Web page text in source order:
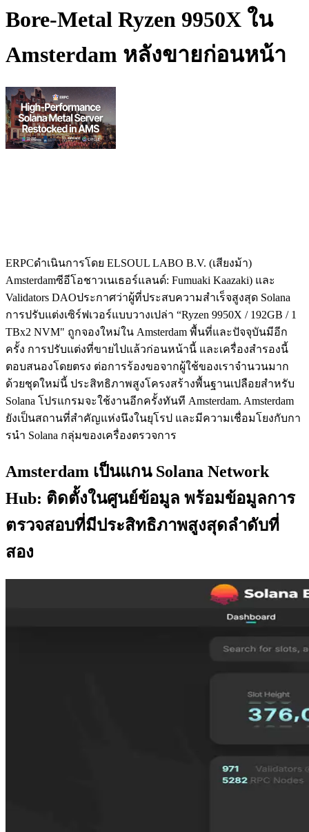
Bore-Metal Ryzen 9950X ใน
Amsterdam หลังขายก่อนหน้า
ERPCดําเนินการโดย ELSOUL LABO B.V. (เสียงม้า)
Amsterdamซีอีโอชาวเนเธอร์แลนด์: Fumuaki Kaazaki) และ
Validators DAOประกาศว่าผู้ที่ประสบความสําเร็จสูงสุด Solana
การปรับแต่งเซิร์ฟเวอร์แบบวางเปล่า “Ryzen 9950X / 192GB / 1
TBx2 NVM" ถูกจองใหม่ใน Amsterdam พื้นที่และปัจจุบันมีอีก
ครั้ง การปรับแต่งที่ขายไปแล้วก่อนหน้านี้ และเครื่องสํารองนี้
ตอบสนองโดยตรง ต่อการร้องขอจากผู้ใช้ของเราจํานวนมาก
ด้วยชุดใหม่นี้ ประสิทธิภาพสูงโครงสร้างพื้นฐานเปลือยสําหรับ
Solana โปรแกรมจะใช้งานอีกครั้งทันที Amsterdam. Amsterdam
ยังเป็นสถานที่สําคัญแห่งนึงในยุโรป และมีความเชื่อมโยงกับกา
รนํา Solana กลุ่มของเครื่องตรวจการ
Amsterdam เป็นแกน Solana Network
Hub: ติดตั้งในศูนย์ข้อมูล พร้อมข้อมูลการ
ตรวจสอบที่มีประสิทธิภาพสูงสุดลําดับที่
สอง